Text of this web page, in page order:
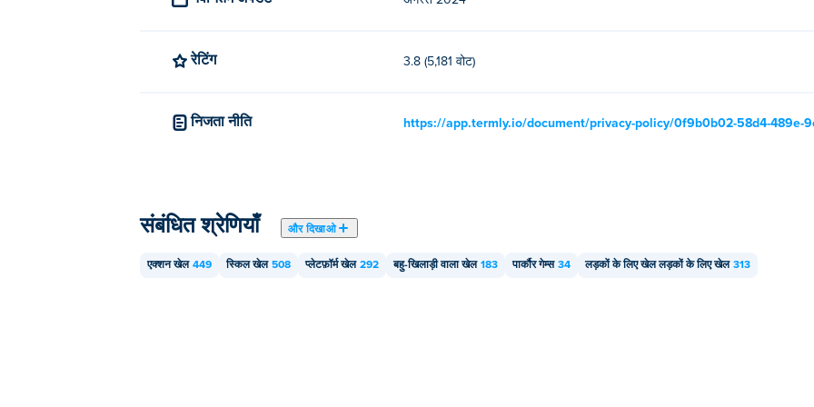
रेटिंग 3.8 (5,181 वोट)
निजता नीति https://app.termly.io/document/privacy-policy/0f9b0b02-58d4-489e-
संबंधित श्रेणियाँ और दिखाओ
एक्शन खेल 449 स्किल खेल 508 प्लेटफ़ॉर्म खेल 292 बहु-खिलाड़ी वाला खेल 183 पार्कौर गेम्स 34 लड़कों के लिए खेल लड़कों के लिए खेल 313